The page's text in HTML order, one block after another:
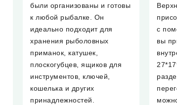
были организованы и готовы
к любой рыбалке. Он
идеально подходит для
хранения рыболовных
приманок, катушек,
плоскогубцев, ящиков для
инструментов, ключей,
кошелька и других
принадлежностей.
с
вы